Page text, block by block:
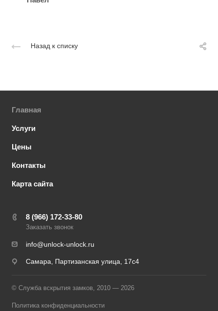
Назад к списку
Главная
Услуги
Цены
Контакты
Карта сайта
8 (966) 172-33-80
Заказать звонок
info@unlock-unlock.ru
Самара, Партизанская улица, 17с4
© Служба вскрытия замков, 2010 — 2026
Политика конфиденциальности